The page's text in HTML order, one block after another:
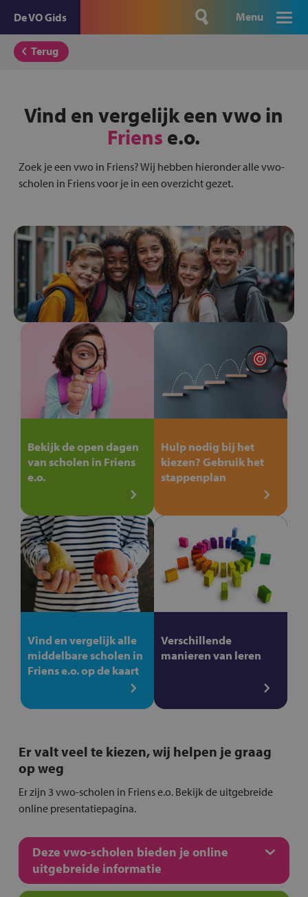
De VO Gids Menu
Terug
Vind en vergelijk een vwo in
Friens e.o.
Zoek je een vwo in Friens? Wij hebben hieronder alle vwo-
scholen in Friens voor je in een overzicht gezet.
Bekijk de open dagen
van scholen in Friens
e.o.
Hulp nodig bij het
kiezen? Gebruik het
stappenplan
Vind en vergelijk alle
middelbare scholen in
Friens e.o. op de kaart
Verschillende
manieren van leren
Er valt veel te kiezen, wij helpen je graag
op weg
Er zijn 3 vwo-scholen in Friens e.o. Bekijk de uitgebreide
online presentatiepagina.
Deze vwo-scholen bieden je online
uitgebreide informatie